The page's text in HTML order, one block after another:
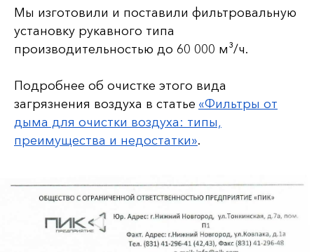
Мы изготовили и поставили фильтровальную
установку рукавного типа
производительностью до 60 000 м³/ч.
Подробнее об очистке этого вида
загрязнения воздуха в статье «Фильтры от
дыма для очистки воздуха: типы,
преимущества и недостатки».